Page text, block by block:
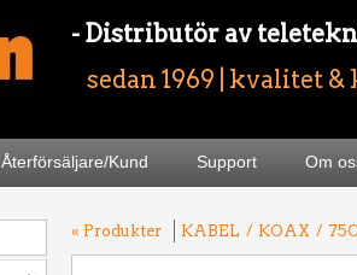
- Distributör av
sedan 1969 | kvalitet
Återförsäljare/Kund Support Om
« Produkter KABEL / KOAX /